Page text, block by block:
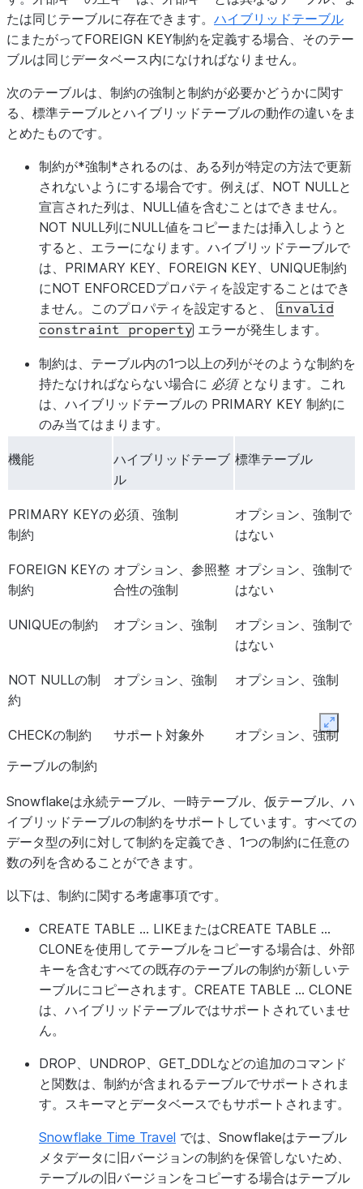
たは同じテーブルに存在できます。 ハイブリッドテーブル
にまたがってFOREIGN KEY制約を定義する場合、そのテー
ブルは同じデータベース内になければなりません。
次のテーブルは、制約の強制と制約が必要かどうかに関す
る、標準テーブルとハイブリッドテーブルの動作の違いをま
とめたものです。
制約が*強制*されるのは、ある列が特定の方法で更新
されないようにする場合です。例えば、NOT NULLと
宣言された列は、NULL値を含むことはできません。
NOT NULL列にNULL値をコピーまたは挿入しようと
すると、エラーになります。ハイブリッドテーブルで
は、PRIMARY KEY、FOREIGN KEY、UNIQUE制約
にNOT ENFORCEDプロパティを設定することはでき
ません。このプロパティを設定すると、
invalid
constraint
property エラーが発生します。
制約は、テーブル内の1つ以上の列がそのような制約を
持たなければならない場合に 必須となります。これ
は、ハイブリッドテーブルの PRIMARY KEY 制約に
のみ当てはまります。
機能
ハイブリッドテーブ
ル
標準テーブル
PRIMARY KEYの
制約
必須、強制
オプション、強制で
はない
FOREIGN KEYの
制約
オプション、参照整
合性の強制
オプション、強制で
はない
UNIQUEの制約 オプション、強制
オプション、強制で
はない
NOT NULLの制
約
オプション、強制 オプション、強制
CHECKの制約 サポート対象外 オプション、強制
テーブルの制約
Snowflakeは永続テーブル、一時テーブル、仮テーブル、ハ
イブリッドテーブルの制約をサポートしています。すべての
データ型の列に対して制約を定義でき、1つの制約に任意の
数の列を含めることができます。
以下は、制約に関する考慮事項です。
CREATE TABLE ... LIKEまたはCREATE TABLE ...
CLONEを使用してテーブルをコピーする場合は、外部
キーを含むすべての既存のテーブルの制約が新しいテ
ーブルにコピーされます。CREATE TABLE ... CLONE
は、ハイブリッドテーブルではサポートされていませ
ん。
DROP、UNDROP、GET_DDLなどの追加のコマンド
と関数は、制約が含まれるテーブルでサポートされま
す。スキーマとデータベースでもサポートされます。
Snowflake Time Travel では、Snowflakeはテーブル
メタデータに旧バージョンの制約を保管しないため、
テーブルの旧バージョンをコピーする場合はテーブル